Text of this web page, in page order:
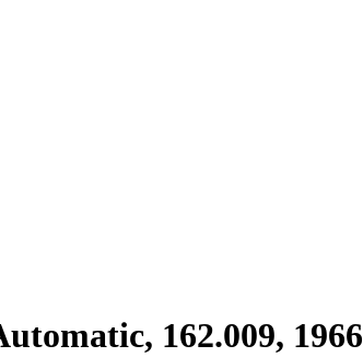
162.009, 1966